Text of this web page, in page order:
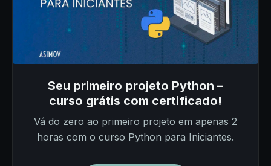
Seu primeiro projeto Python –
curso grátis com certificado!
Vá do zero ao primeiro projeto em apenas 2
horas com o curso Python para Iniciantes.